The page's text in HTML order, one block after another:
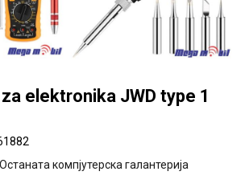
elektronika JWD type 1
Останата компјутерска галантерија